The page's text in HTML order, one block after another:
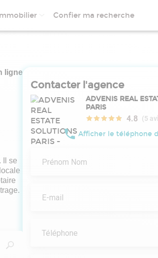
Confier ma recherche
ligne
Il se
Contacter l'agence
ADVENIS REAL
PARIS
4.8 (5
Afficher le téléphone
Prénom Nom
E-mail
Téléphone